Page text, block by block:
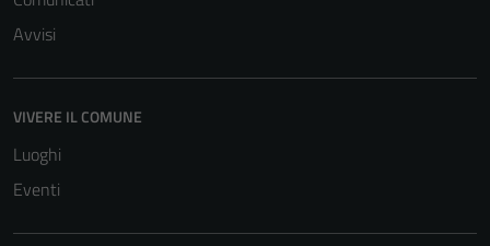
Avvisi
VIVERE IL COMUNE
Luoghi
Eventi